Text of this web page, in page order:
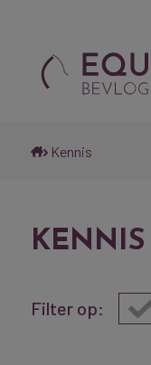
Kennis
KENNIS
Filter op: